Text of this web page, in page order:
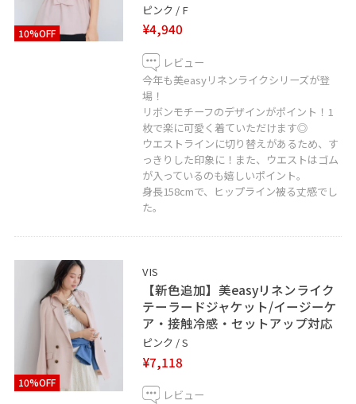
お気に入りのショップ、スタッフ、スタイリングは
♡を押していただければ【お気に入り】から
すぐにご覧いただけます◎
My Instagram @__37mn_
＿＿＿＿＿＿＿＿＿＿＿＿＿＿＿＿＿＿＿
東京都立川市曙町2-1-1 4F
10%OFF
ピンク / F
¥4,940
レビュー
今年も美easyリネンライクシリーズが登
場！
リボンモチーフのデザインがポイント！1
枚で楽に可愛く着ていただけます◎
ウエストラインに切り替えがあるため、す
っきりした印象に！また、ウエストはゴム
が入っているのも嬉しいポイント。
身長158cmで、ヒップライン被る丈感でし
た。
10%OFF
VIS
【新色追加】美easyリネンライク
テーラードジャケット/イージーケ
ア・接触冷感・セットアップ対応
ピンク / S
¥7,118
レビュー